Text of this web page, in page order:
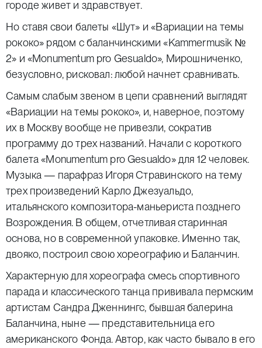
городе живет и здравствует.
Но ставя свои балеты «Шут» и «Вариации на темы
рококо» рядом с баланчинскими «Kammermusik №
2» и «Monumentum pro Gesualdo», Мирошниченко,
безусловно, рисковал: любой начнет сравнивать.
Самым слабым звеном в цепи сравнений выглядят
«Вариации на темы рококо», и, наверное, поэтому
их в Москву вообще не привезли, сократив
программу до трех названий. Начали с короткого
балета «Monumentum pro Gesualdo» для 12 человек.
Музыка — парафраз Игоря Стравинского на тему
трех произведений Карло Джезуальдо,
итальянского композитора-маньериста позднего
Возрождения. В общем, отчетливая старинная
основа, но в современной упаковке. Именно так,
двояко, построил свою хореографию и Баланчин.
Характерную для хореографа смесь спортивного
парада и классического танца прививала пермским
артистам Сандра Дженнингс, бывшая балерина
Баланчина, ныне — представительница его
американского Фонда. Автор, как часто бывало в его